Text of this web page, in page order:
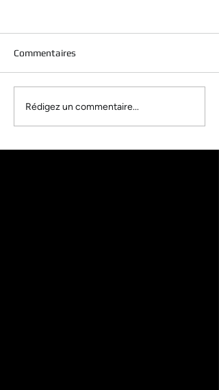
Commentaires
Rédigez un commentaire...